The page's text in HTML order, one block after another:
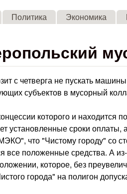
Политика Экономика
с четверга не пускать
субъектов в мусорный
которого и находится
установленные сроки
что "Чистому городу"
все положенные средства. А
которое, без
города" на полигон